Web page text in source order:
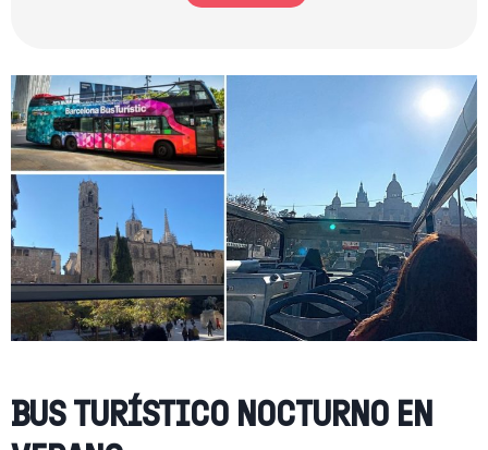
BUS TURÍSTICO NOCTURNO EN